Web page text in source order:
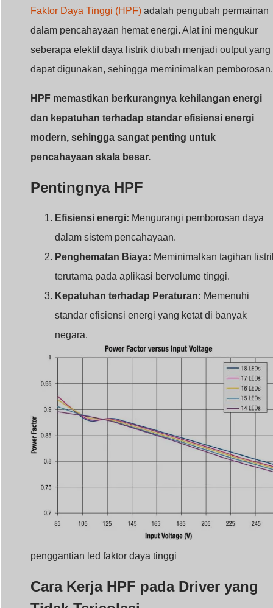
Faktor Daya Tinggi (HPF) adalah pengubah permainan
dalam pencahayaan hemat energi. Alat ini mengukur
seberapa efektif daya listrik diubah menjadi output yang
dapat digunakan, sehingga meminimalkan pemborosan.
HPF memastikan berkurangnya kehilangan energi
dan kepatuhan terhadap standar efisiensi energi
modern, sehingga sangat penting untuk
pencahayaan skala besar.
Pentingnya HPF
Efisiensi energi: Mengurangi pemborosan daya
dalam sistem pencahayaan.
Penghematan Biaya: Meminimalkan tagihan
terutama pada aplikasi bervolume tinggi.
Kepatuhan terhadap Peraturan: Memenuhi
standar efisiensi energi yang ketat di banyak
negara.
penggantian led faktor daya tinggi
Cara Kerja HPF pada Driver yang